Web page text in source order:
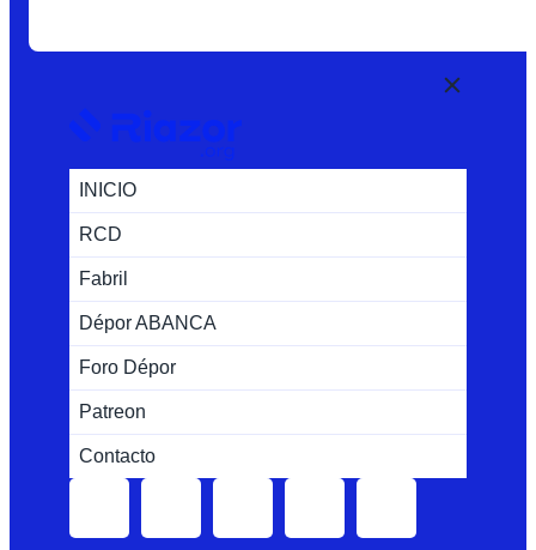
INICIO
RCD
Fabril
Dépor ABANCA
Foro Dépor
Patreon
Contacto